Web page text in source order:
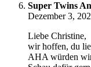
Super Twins
Dezember 3,
Liebe Christine,
wir hoffen, du
AHA würden